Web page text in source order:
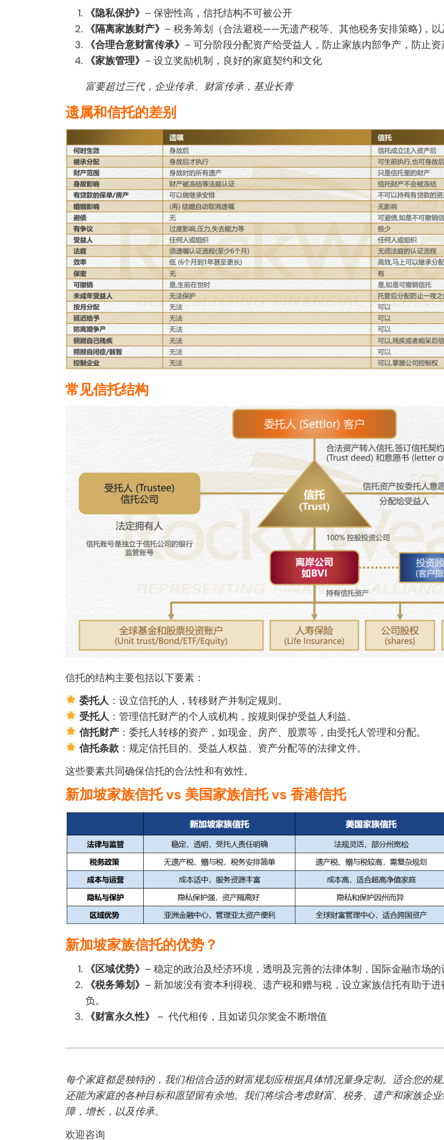
《隐私保护》 – 保密性高，信托结构不可被公开
《隔离家族财产》 – 税务筹划（合法避税——无遗产税等、其他税务安排策略)，以
《合理合意财富传承》 – 可分阶段分配资产给受益人，防止家族内部争产，防止
《家族管理》 – 设立奖励机制，良好的家庭契约和文化
富要超过三代，企业传承、财富传承，基业长青
遗属和信托的差别
常见信托结构
信托的结构主要包括以下要素：
委托人 ：设立信托的人，转移财产并制定规则。
受托人 ：管理信托财产的个人或机构，按规则保护受益人利益。
信托财产：委托人转移的资产，如现金、房产、股票等，由受托人管理和分配。
信托条款：规定信托目的、受益人权益、资产分配等的法律文件。
这些要素共同确保信托的合法性和有效性。
新加坡家族信托 vs 美国家族信托 vs 香港信托
新加坡家族信托的优势？
《区域优势》 – 稳定的政治及经济环境，透明及完善的法律体制，国际金融市场的
《税务筹划》 – 新加坡没有资本利得税、遗产税和赠与税，设立家族信托有助于
负。
《财富永久性》
– 代代相传，且如诺贝尔奖金不断增值
每个家庭都是独特的，我们相信合适的财富规划应根据具体情况量身定制。适合您的
还能为家庭的各种目标和愿望留有余地。我们将综合考虑财富、税务、遗产和家族企
障，增长，以及传承。
欢迎咨询